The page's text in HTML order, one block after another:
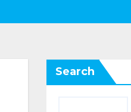
Search